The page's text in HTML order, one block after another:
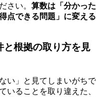
さい。 算数は「分かった
点できる問題」に変える
と根拠の取り方を見
い」と見てしまいがちで
いることを取り違えた、